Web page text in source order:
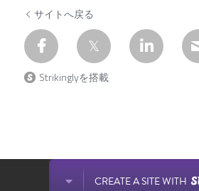
サイトへ戻る
Strikinglyを搭載
CREATE A SITE WITH
今すぐに無料でウェブサイトを